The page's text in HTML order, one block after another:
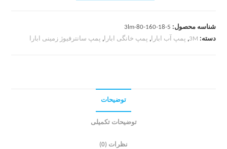
شناسه محصول: 3lm-80-160-18-5
دسته: 3M
, پمپ آب ابارا, پمپ خانگی ابارا, پمپ سانترفیوژ زمینی ابارا
توضیحات
توضیحات تکمیلی
نظرات (0)